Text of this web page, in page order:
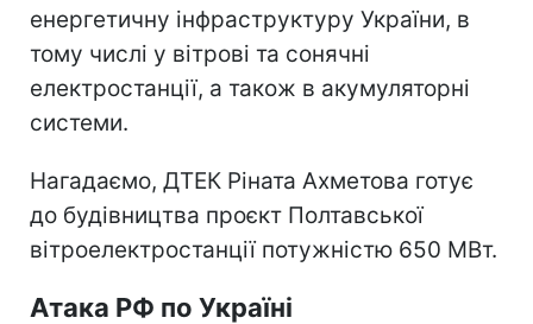
енергетичну інфраструктуру України, в
тому числі у вітрові та сонячні
електростанції, а також в акумуляторні
системи.
Нагадаємо, ДТЕК Ріната Ахметова готує
до будівництва проєкт Полтавської
вітроелектростанції потужністю 650 МВт.
Атака РФ по Україні